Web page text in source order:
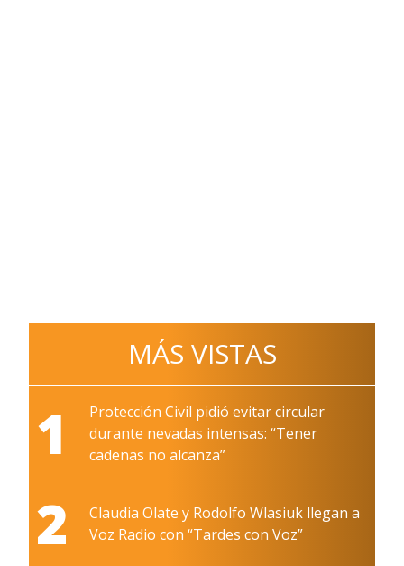
MÁS VISTAS
1
Protección Civil pidió evitar circular
durante nevadas intensas: “Tener
cadenas no alcanza”
2
Claudia Olate y Rodolfo Wlasiuk llegan a
Voz Radio con “Tardes con Voz”